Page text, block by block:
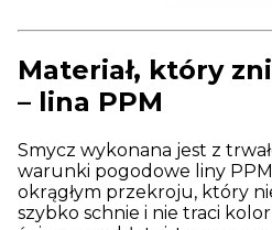
Materiał, który
– lina PPM
Smycz wykonana jest z
warunki pogodowe liny
okrągłym przekroju, który
szybko schnie i nie traci